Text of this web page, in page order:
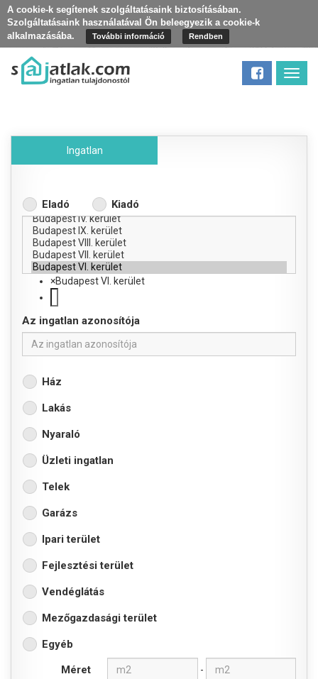
A cookie-k segítenek szolgáltatásaink biztosításában.
Szolgáltatásaink használatával Ön beleegyezik a cookie-k
alkalmazásába.
További információ Rendben
Ingatlan
Eladó Kiadó
×Budapest VI. kerület
Az ingatlan azonosítója
Ház
Lakás
Nyaraló
Üzleti ingatlan
Telek
Garázs
Ipari terület
Fejlesztési terület
Vendéglátás
Mezőgazdasági terület
Egyéb
Méret
-